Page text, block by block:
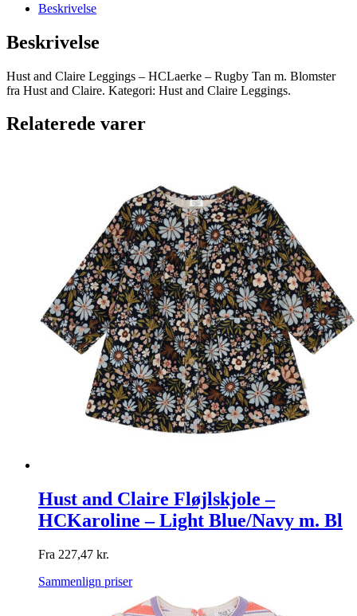
Beskrivelse
Beskrivelse
Hust and Claire Leggings – HCLaerke – Rugby Tan m. Blomster
fra Hust and Claire. Kategori: Hust and Claire Leggings.
Relaterede varer
Hust and Claire Fløjlskjole –
HCKaroline – Light Blue/Navy m. Bl
Fra 227,47 kr.
Sammenlign priser